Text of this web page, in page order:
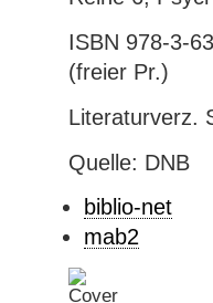
ISBN 978-3-
(freier Pr.)
Literaturverz.
Quelle: DNB
biblio-net
mab2